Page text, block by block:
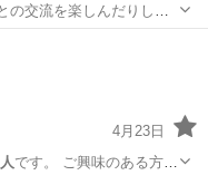
の交流を楽しんだりした
4月23日
です。 ご興味のある方い